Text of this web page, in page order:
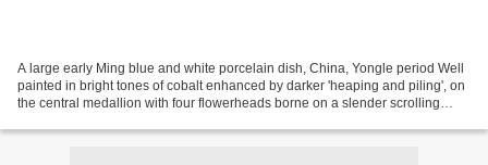
A large early Ming blue and white porcelain dish, China, Yongle period Well
painted in bright tones of cobalt enhanced by darker 'heaping and piling', on
the central medallion with four flowerheads borne on a slender scrolling